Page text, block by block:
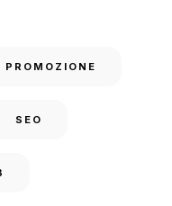
PROMOZIONE
SEO